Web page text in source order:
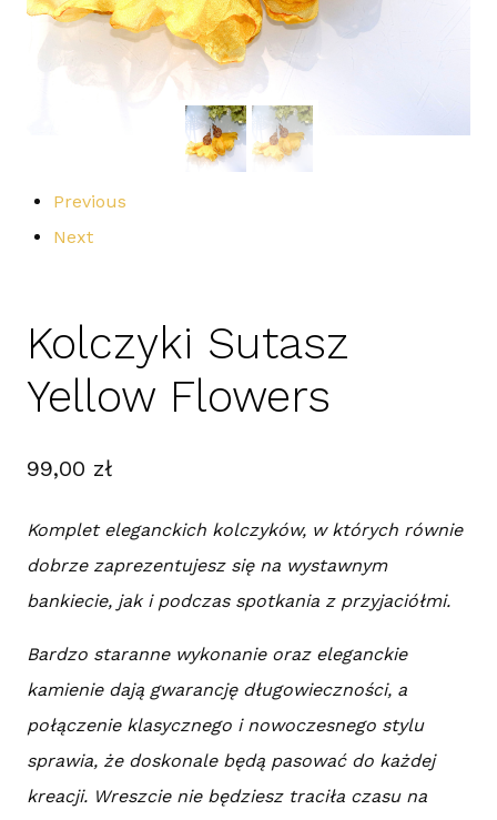
Previous
Next
Kolczyki Sutasz
Yellow Flowers
99,00 zł
Komplet eleganckich kolczyków, w których równie
dobrze zaprezentujesz się na wystawnym
bankiecie, jak i podczas spotkania z przyjaciółmi.
Bardzo staranne wykonanie oraz eleganckie
kamienie dają gwarancję długowieczności, a
połączenie klasycznego i nowoczesnego stylu
sprawia, że doskonale będą pasować do każdej
kreacji. Wreszcie nie będziesz traciła czasu na